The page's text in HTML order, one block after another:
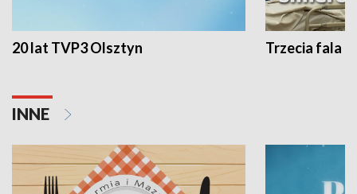
20 lat TVP3 Olsztyn Trzecia fala -
INNE